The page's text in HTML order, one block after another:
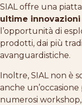
SIAL offre una
ultime
l’opportunità di
prodotti, dai più
avanguardistiche.
Inoltre, SIAL non è
anche
numerosi